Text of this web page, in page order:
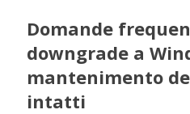
Domande
downgrade a
mantenimento
intatti